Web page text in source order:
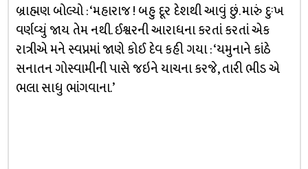
બ્રાહ્મણ બોલ્યો : ‘મહારાજ ! બહુ દૂર દેશથી આવું છું. મારું દુઃખ
વર્ણવ્યું જાય તેમ નથી. ઈશ્વરની આરાધના કરતાં કરતાં એક
રાત્રીએ મને સ્વપ્નમાં જાણે કોઈ દેવ કહી ગયા : ‘યમુનાને કાંઠે
સનાતન ગોસ્વામીની પાસે જઇને યાચના કરજે, તારી ભીડ એ
ભલા સાધુ ભાંગવાના.’